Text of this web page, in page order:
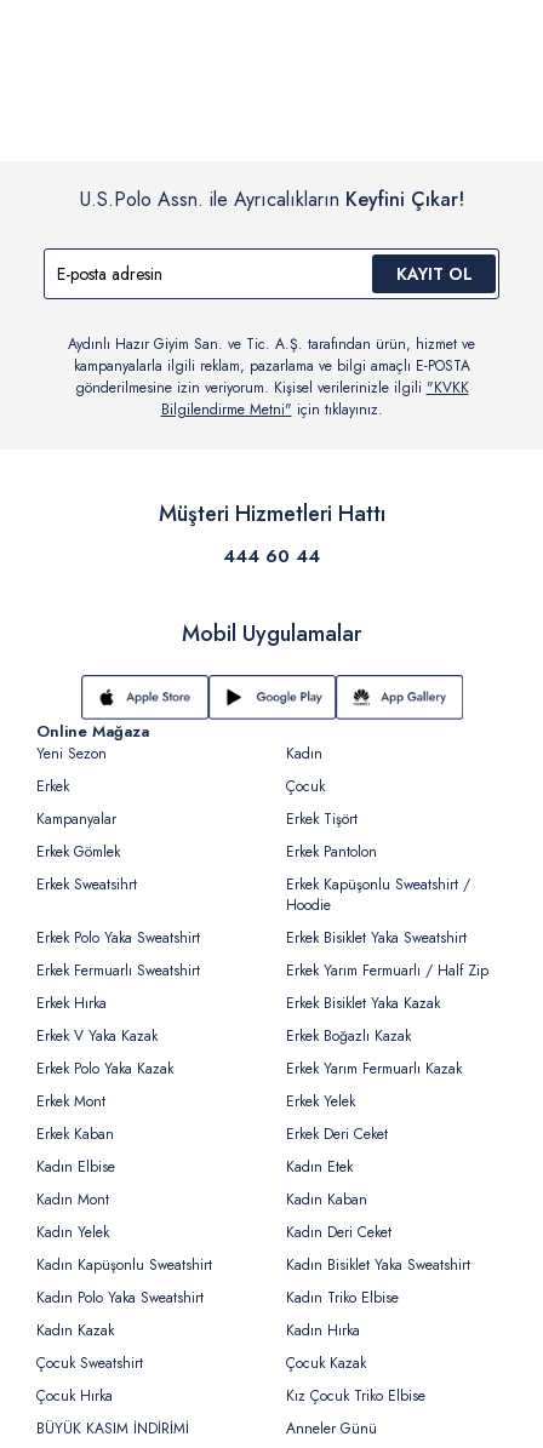
U.S.Polo Assn. ile Ayrıcalıkların Keyfini Çıkar!
KAYIT OL
Aydınlı Hazır Giyim San. ve Tic. A.Ş. tarafından ürün, hizmet ve
kampanyalarla ilgili reklam, pazarlama ve bilgi amaçlı E-POSTA
gönderilmesine izin veriyorum. Kişisel verilerinizle ilgili "KVKK
Bilgilendirme Metni" için tıklayınız.
Müşteri Hizmetleri Hattı
444 60 44
Mobil Uygulamalar
Online Mağaza
Yeni Sezon
Kadın
Erkek
Çocuk
Kampanyalar
Erkek Tişört
Erkek Gömlek
Erkek Pantolon
Erkek Sweatsihrt
Erkek Kapüşonlu Sweatshirt /
Hoodie
Erkek Polo Yaka Sweatshirt
Erkek Bisiklet Yaka Sweatshirt
Erkek Fermuarlı Sweatshirt
Erkek Yarım Fermuarlı / Half Zip
Erkek Hırka
Erkek Bisiklet Yaka Kazak
Erkek V Yaka Kazak
Erkek Boğazlı Kazak
Erkek Polo Yaka Kazak
Erkek Yarım Fermuarlı Kazak
Erkek Mont
Erkek Yelek
Erkek Kaban
Erkek Deri Ceket
Kadın Elbise
Kadın Etek
Kadın Mont
Kadın Kaban
Kadın Yelek
Kadın Deri Ceket
Kadın Kapüşonlu Sweatshirt
Kadın Bisiklet Yaka Sweatshirt
Kadın Polo Yaka Sweatshirt
Kadın Triko Elbise
Kadın Kazak
Kadın Hırka
Çocuk Sweatshirt
Çocuk Kazak
Çocuk Hırka
Kız Çocuk Triko Elbise
BÜYÜK KASIM İNDİRİMİ
Anneler Günü